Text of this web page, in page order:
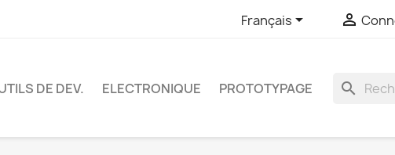
Français 
DE DEV. ELECTRONIQUE PROTOTYPAGE search